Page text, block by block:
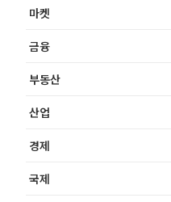
마켓
금융
부동산
산업
경제
국제